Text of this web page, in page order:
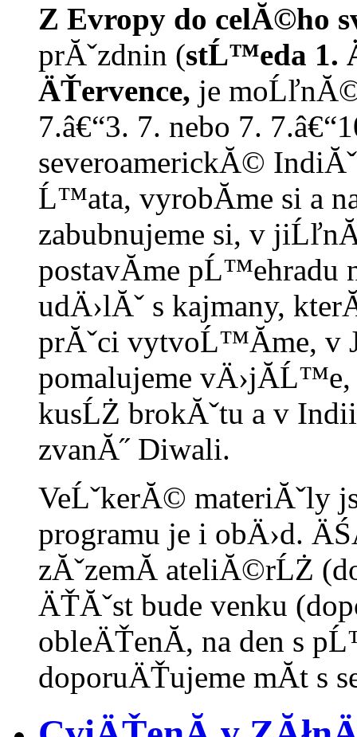
Z Evropy do celĂ©ho
prĂˇzdnin (stĹ™eda 1.
ÄŤervence, je
7.â€“3. 7. nebo 7.
severoamerickĂ©
Ĺ™ata, vyrobĂ­me si a
zabubnujeme si, v
postavĂ­me pĹ™ehradu
udÄ›lĂˇ s kajmany,
prĂˇci vytvoĹ™Ă­me, v
pomalujeme vÄ›jĂ­Ĺ™e,
kusĹŻ brokĂˇtu a v
zvanĂ˝ Diwali.
VeĹˇkerĂ© materiĂˇly
programu je i obÄ›d.
zĂˇzemĂ­ ateliĂ©rĹŻ
ÄŤĂˇst bude venku
obleÄŤenĂ­, na den s
doporuÄŤujeme mĂ­t s